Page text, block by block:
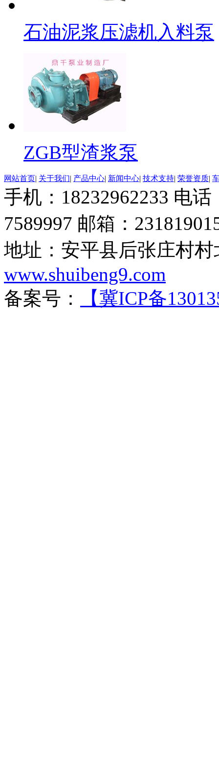
石油泥浆压滤机入料泵
ZGB型渣浆泵
网站首页| 关于我们| 产品中心| 新闻中心| 技术支持| 荣誉资质|
手机：18232962233 电
7589997 邮箱：
地址：安平县后张庄村
www.shuibeng9.com
备案号：
【冀ICP备